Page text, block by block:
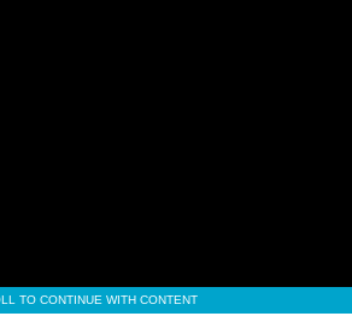
TO CONTINUE WITH CONTENT